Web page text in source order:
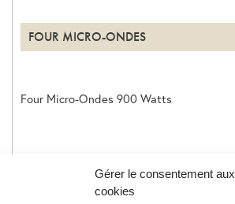
Gérer le consentement aux
cookies
FOUR MICRO-ONDES
Four Micro-Ondes 900 Watts